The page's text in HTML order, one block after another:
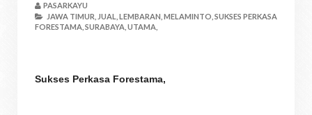
PASARKAYU
JAWA TIMUR, JUAL, LEMBARAN, MELAMINTO, SUKSES PERKASA
FORESTAMA, SURABAYA, UTAMA,
Sukses Perkasa Forestama,